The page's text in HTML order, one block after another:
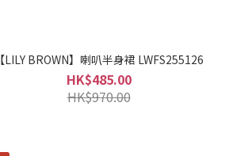
【LILY BROWN】喇叭半身裙 LWFS255126
HK$485.00
HK$970.00